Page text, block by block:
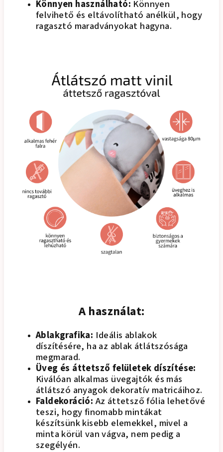
Könnyen használható: Könnyen
felvihető és eltávolítható anélkül, hogy
ragasztó maradványokat hagyna.
A használat:
Ablakgrafika: Ideális ablakok
díszítésére, ha az ablak átlátszósága
megmarad.
Üveg és áttetsző felületek díszítése:
Kiválóan alkalmas üvegajtók és más
átlátszó anyagok dekoratív matricáihoz.
Faldekoráció:Az áttetsző fólia lehetővé
teszi, hogy finomabb mintákat
készítsünk kisebb elemekkel, mivel a
minta körül van vágva, nem pedig a
szegélyén.